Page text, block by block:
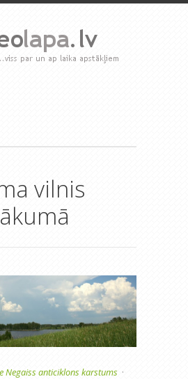
vilnis
Negaiss anticiklons karstums ·